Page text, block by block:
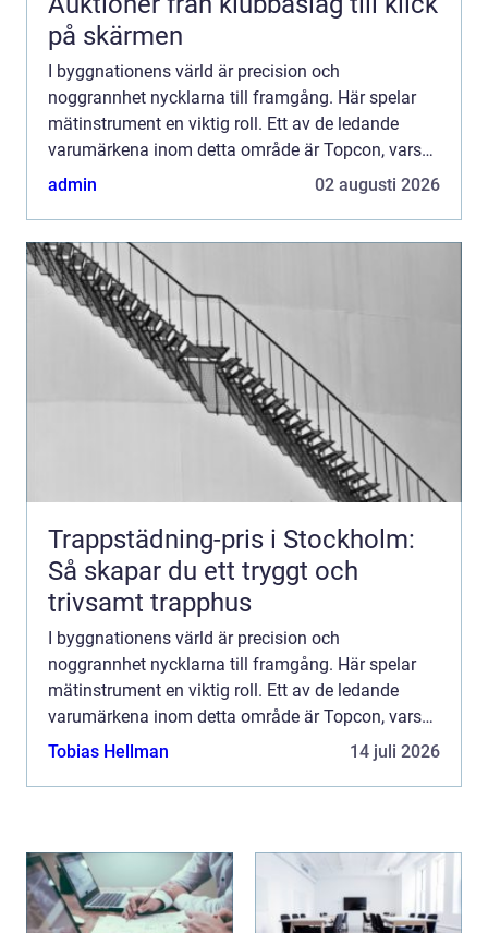
på skärmen
I byggnationens värld är precision och
noggrannhet nycklarna till framgång. Här spelar
mätinstrument en viktig roll. Ett av de ledande
varumärkena inom detta område är Topcon, vars
innovativa lösningar o...
admin 02 augusti 2026
Trappstädning-pris i Stockholm:
Så skapar du ett tryggt och
trivsamt trapphus
I byggnationens värld är precision och
noggrannhet nycklarna till framgång. Här spelar
mätinstrument en viktig roll. Ett av de ledande
varumärkena inom detta område är Topcon, vars
innovativa lösningar o...
Tobias Hellman 14 juli 2026